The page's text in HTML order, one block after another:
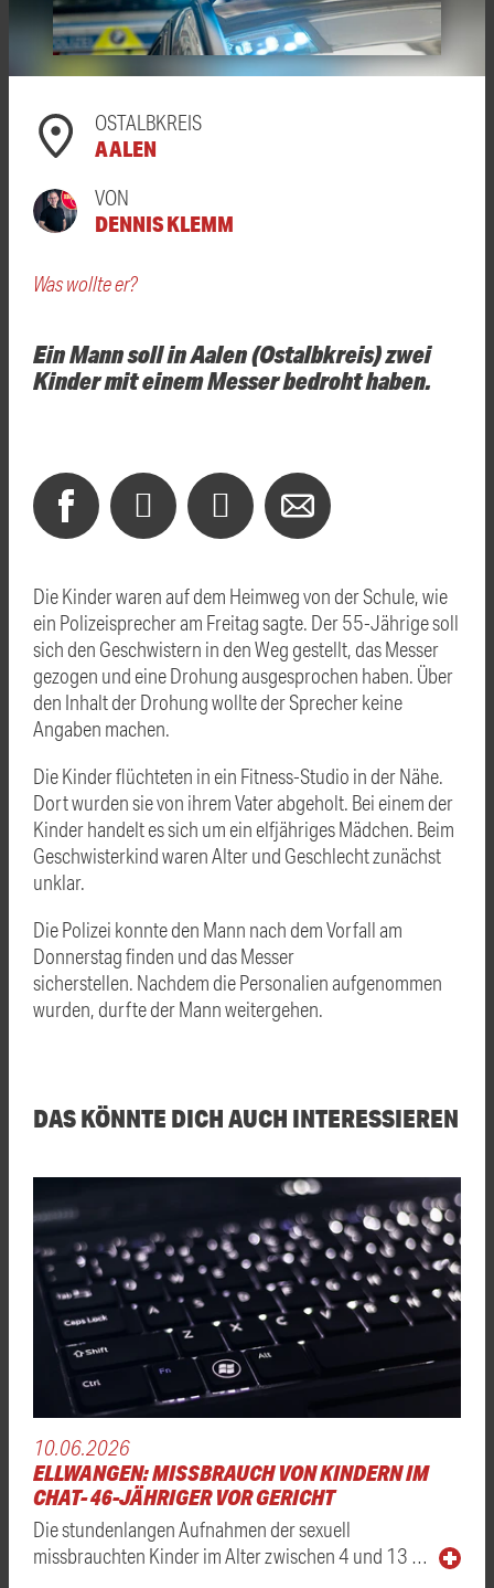
OSTALBKREIS
AALEN
VON
DENNIS KLEMM
Was wollte er?
Ein Mann soll in Aalen (Ostalbkreis) zwei
Kinder mit einem Messer bedroht haben.
Die Kinder waren auf dem Heimweg von der Schule, wie
ein Polizeisprecher am Freitag sagte. Der 55-Jährige soll
sich den Geschwistern in den Weg gestellt, das Messer
gezogen und eine Drohung ausgesprochen haben. Über
den Inhalt der Drohung wollte der Sprecher keine
Angaben machen.
Die Kinder flüchteten in ein Fitness-Studio in der Nähe.
Dort wurden sie von ihrem Vater abgeholt. Bei einem der
Kinder handelt es sich um ein elfjähriges Mädchen. Beim
Geschwisterkind waren Alter und Geschlecht zunächst
unklar.
Die Polizei konnte den Mann nach dem Vorfall am
Donnerstag finden und das Messer
sicherstellen. Nachdem die Personalien aufgenommen
wurden, durfte der Mann weitergehen.
DAS KÖNNTE DICH AUCH INTERESSIEREN
10.06.2026
ELLWANGEN: MISSBRAUCH VON KINDERN IM
CHAT- 46-JÄHRIGER VOR GERICHT
Die stundenlangen Aufnahmen der sexuell
missbrauchten Kinder im Alter zwischen 4 und 13 …